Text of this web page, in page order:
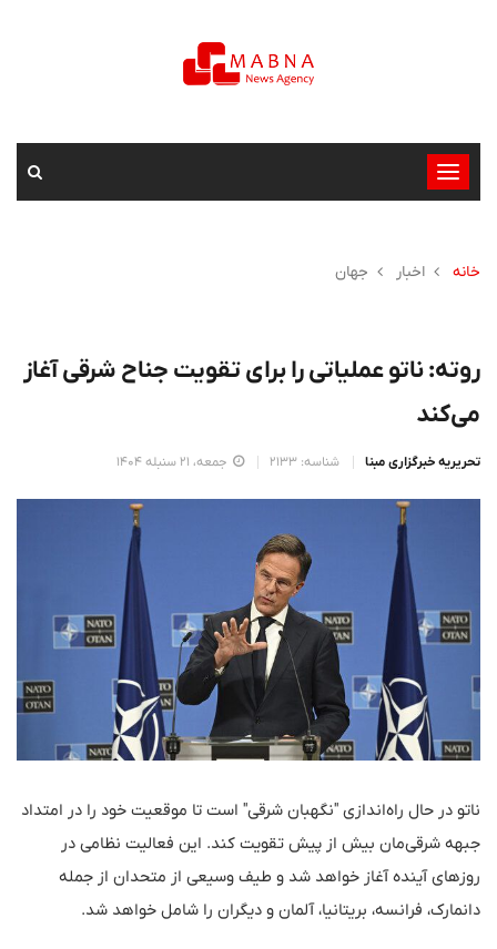
تغییر
وضعیت
خانه
اخبار جهان
روته: ناتو عملیاتی را برای تقویت جناح شرقی آغاز
می‌کند
تحریریه خبرگزاری مبنا شناسه: 2133 جمعه، 21 سنبله 1404
ناتو در حال راه‌اندازی "نگهبان شرقی" است تا موقعیت خود را در امتداد
جبهه شرقی‌مان بیش از پیش تقویت کند. این فعالیت نظامی در
روزهای آینده آغاز خواهد شد و طیف وسیعی از متحدان از جمله
دانمارک، فرانسه، بریتانیا، آلمان و دیگران را شامل خواهد شد.